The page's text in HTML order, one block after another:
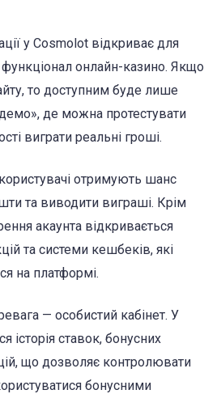
у Cosmolot відкриває для
онлайн-казино. Якщо
то доступним буде лише
де можна протестувати
виграти реальні гроші.
отримують шанс
та виводити виграші. Крім
акаунта відкривається
та системи кешбеків, які
на платформі.
— особистий кабінет. У
історія ставок, бонусних
що дозволяє контролювати
бонусними